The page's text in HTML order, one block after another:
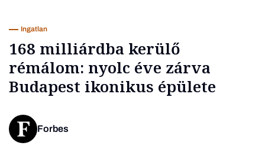
Ingatlan
168 milliárdba kerülő
rémálom: nyolc éve zárva
Budapest ikonikus épülete
Forbes